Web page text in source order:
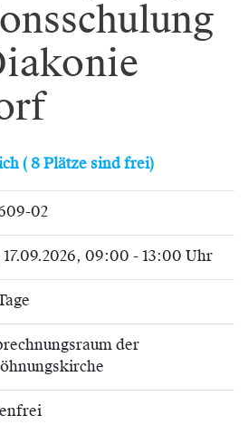
( 8 Plätze sind frei)
02
17.09.2026, 09:00 - 13:00 Uhr
der